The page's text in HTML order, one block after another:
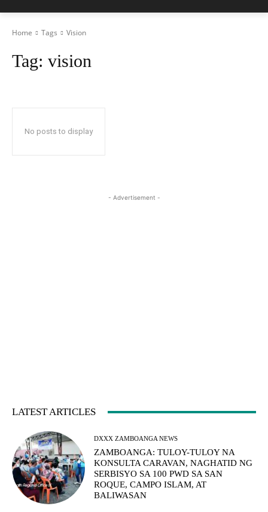
Home Tags Vision
Tag: vision
No posts to display
- Advertisement -
LATEST ARTICLES
DXXX ZAMBOANGA NEWS
ZAMBOANGA: TULOY-TULOY NA
KONSULTA CARAVAN, NAGHATID NG
SERBISYO SA 100 PWD SA SAN
ROQUE, CAMPO ISLAM, AT
BALIWASAN